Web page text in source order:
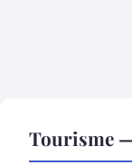
Tourisme